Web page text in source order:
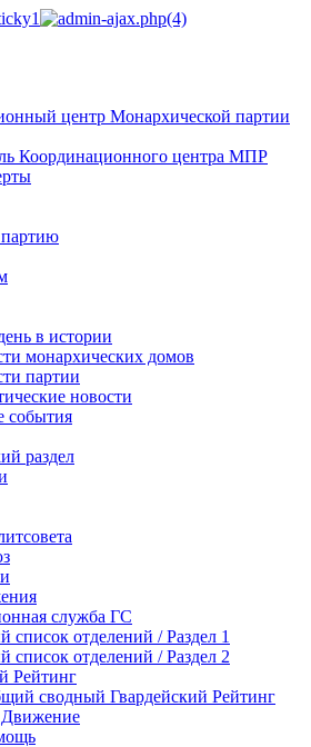
центр Монархической партии
Координационного центра МПР
в истории
монархических домов
партии
новости
события
раздел
служба ГС
список отделений / Раздел 1
список отделений / Раздел 2
Рейтинг
сводный Гвардейский Рейтинг
Движение